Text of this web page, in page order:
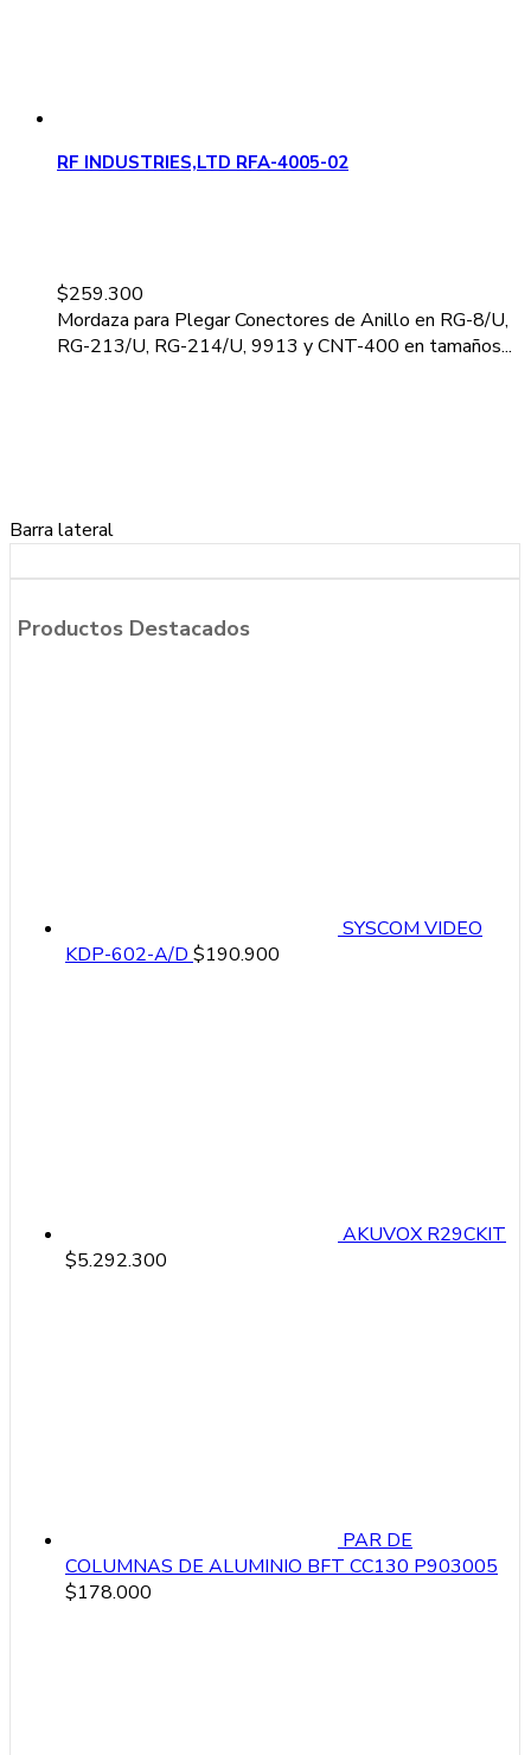
RF INDUSTRIES,LTD RFA-4005-02
$259.300
Mordaza para Plegar Conectores de Anillo en RG-8/U,
RG-213/U, RG-214/U, 9913 y CNT-400 en tamaños...
Barra lateral
Productos Destacados
SYSCOM VIDEO
KDP-602-A/D $190.900
AKUVOX R29CKIT
$5.292.300
PAR DE
COLUMNAS DE ALUMINIO BFT CC130 P903005
$178.000